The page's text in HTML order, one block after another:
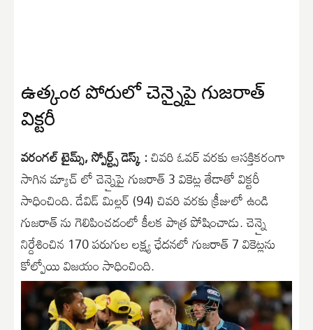
ఉత్కంఠ పోరులో చెన్నైపై గుజరాత్
విక్టరీ
వరంగల్ టైమ్స్, స్పోర్ట్స్ డెస్క్ :చివరి ఓవర్ వరకు ఆసక్తికరంగా
సాగిన మ్యాచ్ లో చెన్నైపై గుజరాత్ 3 వికెట్ల తేడాతో విక్టరీ
సాధించింది. డేవిడ్ మిల్లర్ (94) చివరి వరకు క్రీజులో ఉండి
గుజరాత్ ను గెలిపించడంలో కీలక పాత్ర పోషించాడు. చెన్నై
నిర్దేశించిన 170 పరుగుల లక్ష్య ఛేదనలో గుజరాత్ 7 వికెట్లను
కోల్పోయి విజయం సాధించింది.